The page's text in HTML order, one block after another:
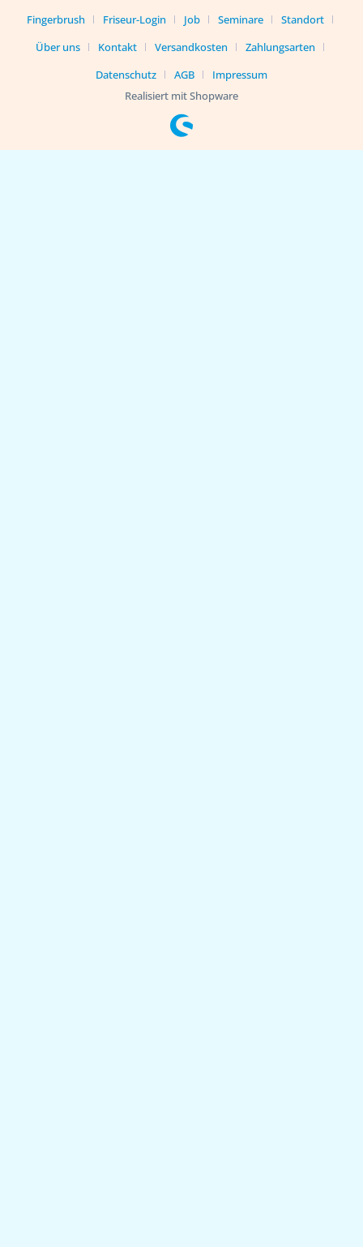
Fingerbrush
Friseur-Login Job Seminare
Standort
Über uns
Kontakt Versandkosten
Zahlungsarten
Datenschutz
AGB
Impressum
Realisiert mit Shopware